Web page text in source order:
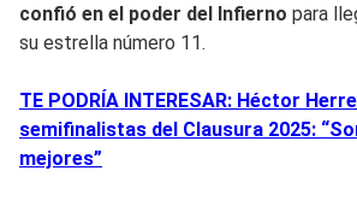
confió en el poder del Infierno para
su estrella número 11.
TE PODRÍA INTERESAR: Héctor
semifinalistas del Clausura 2025:
mejores”